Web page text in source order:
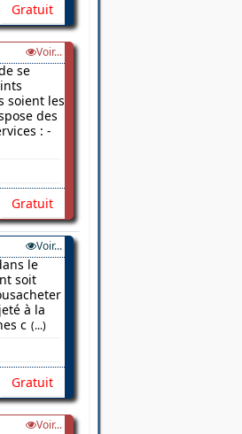
Gratuit
Voir...
se
soient les
des
: -
Gratuit
Voir...
le
soit
à la
c (...)
Gratuit
Voir...